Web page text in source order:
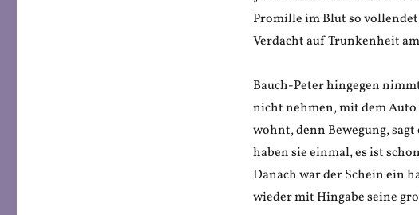
Promille im Blut so
Verdacht auf Trunkenheit
Bauch-Peter hingegen
nicht nehmen, mit dem
wohnt, denn Bewegung,
haben sie einmal, es ist
Danach war der Schein ein
wieder mit Hingabe seine